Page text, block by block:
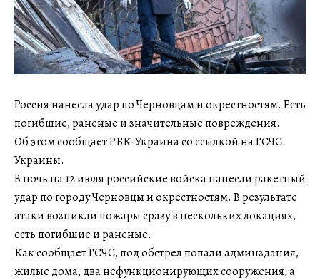
Россия нанесла удар по Черновцам и окрестностям. Есть
погибшие, раненые и значительные повреждения.
Об этом сообщает РБК-Украина со ссылкой на ГСЧС
Украины.
В ночь на 12 июля российские войска нанесли ракетный
удар по городу Черновцы и окрестностям. В результате
атаки возникли пожары сразу в нескольких локациях,
есть погибшие и раненые.
Как сообщает ГСЧС, под обстрел попали админздания,
жилые дома, два нефункционирующих сооружения, а